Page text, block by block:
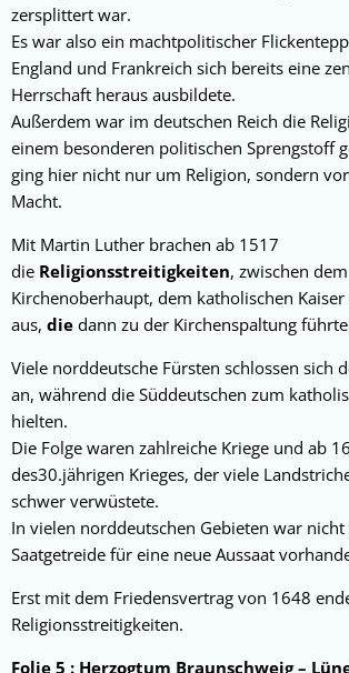
zersplittert war.
Es war also ein machtpolitischer
England und Frankreich sich bereits eine
Herrschaft heraus ausbildete.
Außerdem war im deutschen Reich die
einem besonderen politischen Sprengstoff
ging hier nicht nur um Religion, sondern
Macht.
Mit Martin Luther brachen ab 1517
die Religionsstreitigkeiten, zwischen
Kirchenoberhaupt, dem katholischen
aus, die dann zu der Kirchenspaltung
Viele norddeutsche Fürsten schlossen sich
an, während die Süddeutschen zum
hielten.
Die Folge waren zahlreiche Kriege und ab
des30.jährigen Krieges, der viele
schwer verwüstete.
In vielen norddeutschen Gebieten war
Saatgetreide für eine neue Aussaat
Erst mit dem Friedensvertrag von 1648
Religionsstreitigkeiten.
Folie 5 : Herzogtum Braunschweig –